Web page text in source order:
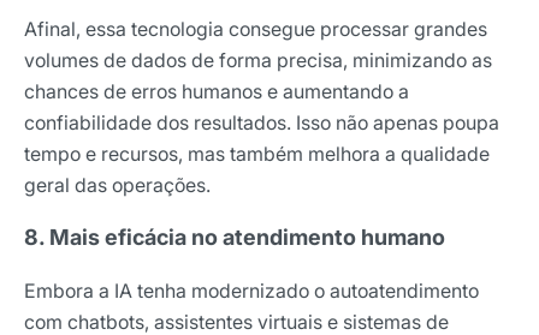
Afinal, essa tecnologia consegue processar grandes
volumes de dados de forma precisa, minimizando as
chances de erros humanos e aumentando a
confiabilidade dos resultados. Isso não apenas poupa
tempo e recursos, mas também melhora a qualidade
geral das operações.
8. Mais eficácia no atendimento humano
Embora a IA tenha modernizado o autoatendimento
com chatbots, assistentes virtuais e sistemas de